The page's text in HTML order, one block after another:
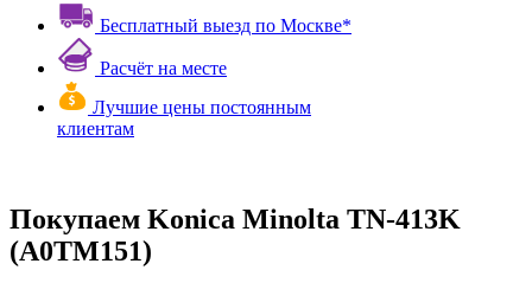
Бесплатный выезд по Москве*
Расчёт на месте
Лучшие цены постоянным
клиентам
Покупаем Konica Minolta TN-413K
(A0TM151)